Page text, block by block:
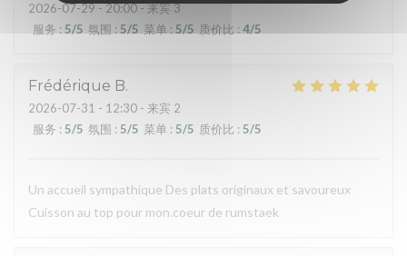
2026-07-29- 20:00 - 来宾 3
服务 : 5/5 氛围 : 5/5 菜单 : 5/5 质价比 : 4/5
Frédérique B
2026-07-31 - 12:30 - 来宾 2
服务 : 5/5 氛围 : 5/5 菜单 : 5/5 质价比 : 5/5
Un accueil sympathique Des plats originaux et savoureux
Cuisson au top pour mon.coeur de rumstaek